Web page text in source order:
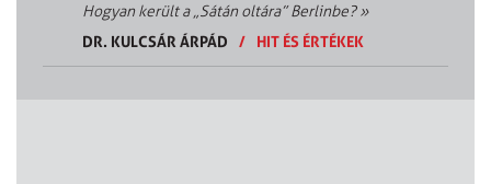
Hogyan került a „Sátán oltára” Berlinbe?»
DR. KULCSÁR ÁRPÁD
/ HIT ÉS ÉRTÉKEK